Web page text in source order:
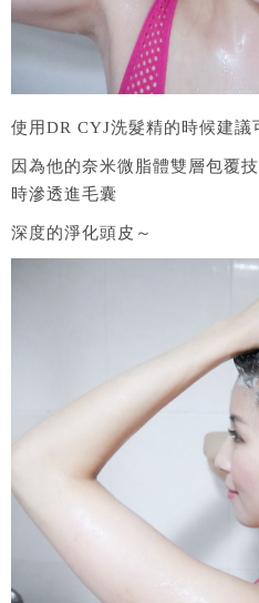
使用DR CYJ洗髮精的時候建議
因為他的奈米微脂體雙層包覆
時滲透進毛囊
深度的淨化頭皮～